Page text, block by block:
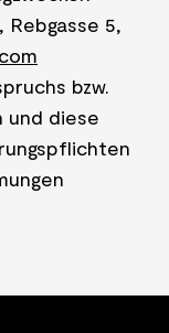
5,
bzw.
und diese